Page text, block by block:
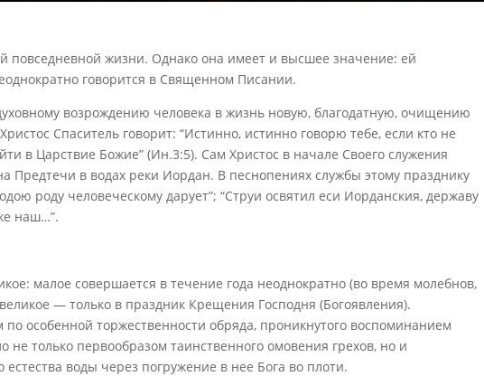
повседневной жизни. Однако она имеет и высшее значение: ей
говорится в Священном Писании.
возрождению человека в жизнь новую, благодатную, очищению
Спаситель говорит: “Истинно, истинно говорю тебе, если кто не
в Царствие Божие” (Ин.3:5). Сам Христос в начале Своего служения
Предтечи в водах реки Иордан. В песнопениях службы этому празднику
роду человеческому дарует”; “Струи освятил еси Иорданския, державу
наш…”.
малое совершается в течение года неоднократно (во время молебнов,
— только в праздник Крещения Господня (Богоявления).
особенной торжественности обряда, проникнутого воспоминанием
не только первообразом таинственного омовения грехов, но и
воды через погружение в нее Бога во плоти.